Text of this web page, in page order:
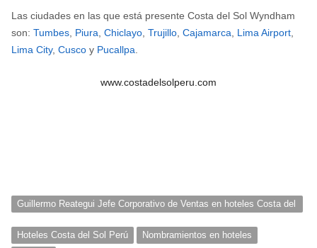
Las ciudades en las que está presente Costa del Sol Wyndham
son: Tumbes, Piura Chiclayo, Trujillo, Cajamarca Lima Airport,
Lima City, Cuscoy Pucallpa
www.costadelsolperu.com
Guillermo Reategui Jefe Corporativo de Ventas en hoteles Costa del
Hoteles Costa del Sol Perú
Nombramientos en hoteles